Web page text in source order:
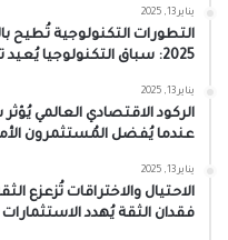
يناير 13, 2025
التطورات التكنولوجية تُطيح
2025: سباق التكنولوجيا يُعيد تشكيل مشهد الكريبتو
يناير 13, 2025
عندما يُفضل المُستثمرون
يناير 13, 2025
فقدان الثقة يُهدد الاستثمارات